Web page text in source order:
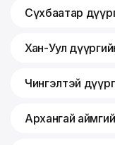
Сүхбаатар
Хан-Уул
Чингэлтэй
Архангай